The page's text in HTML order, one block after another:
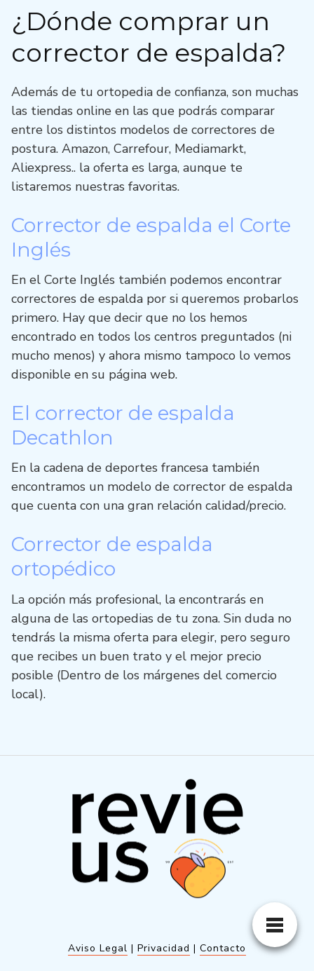
¿Dónde comprar un
corrector de espalda?
Además de tu ortopedia de confianza, son muchas
las tiendas online en las que podrás comparar
entre los distintos modelos de correctores de
postura. Amazon, Carrefour, Mediamarkt,
Aliexpress.. la oferta es larga, aunque te
listaremos nuestras favoritas.
Corrector de espalda el Corte
Inglés
En el Corte Inglés también podemos encontrar
correctores de espalda por si queremos probarlos
primero. Hay que decir que no los hemos
encontrado en todos los centros preguntados (ni
mucho menos) y ahora mismo tampoco lo vemos
disponible en su página web.
El corrector de espalda
Decathlon
En la cadena de deportes francesa también
encontramos un modelo de corrector de espalda
que cuenta con una gran relación calidad/precio.
Corrector de espalda
ortopédico
La opción más profesional, la encontrarás en
alguna de las ortopedias de tu zona. Sin duda no
tendrás la misma oferta para elegir, pero seguro
que recibes un buen trato y el mejor precio
posible (Dentro de los márgenes del comercio
local).
Aviso Legal | Privacidad | Contacto